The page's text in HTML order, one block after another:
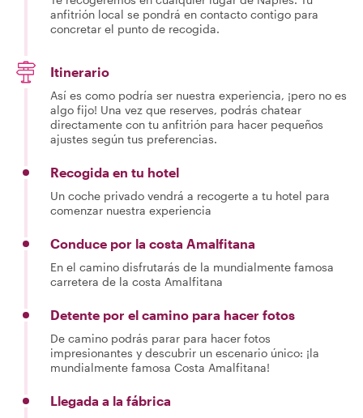
anfitrión local se pondrá en contacto contigo para
concretar el punto de recogida.
Itinerario
Así es como podría ser nuestra experiencia, ¡pero no es
algo fijo! Una vez que reserves, podrás chatear
directamente con tu anfitrión para hacer pequeños
ajustes según tus preferencias.
Recogida en tu hotel
Un coche privado vendrá a recogerte a tu hotel para
comenzar nuestra experiencia
Conduce por la costa Amalfitana
En el camino disfrutarás de la mundialmente famosa
carretera de la costa Amalfitana
Detente por el camino para hacer fotos
De camino podrás parar para hacer fotos
impresionantes y descubrir un escenario único: ¡la
mundialmente famosa Costa Amalfitana!
Llegada a la fábrica